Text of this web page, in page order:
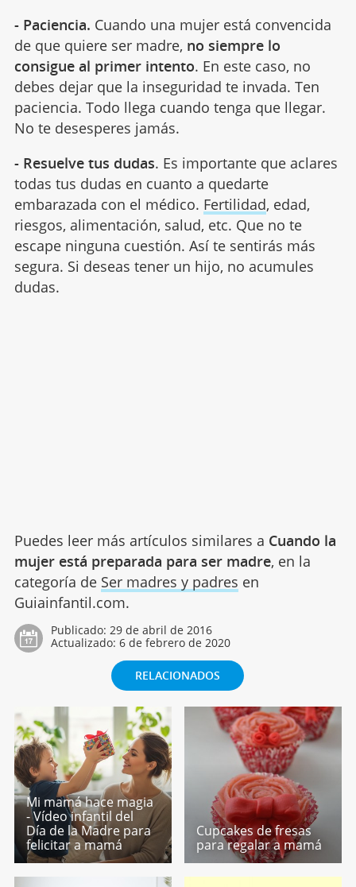
- Paciencia. Cuando una mujer está convencida
de que quiere ser madre, no siempre lo
consigue al primer intento. En este caso, no
debes dejar que la inseguridad te invada. Ten
paciencia. Todo llega cuando tenga que llegar.
No te desesperes jamás.
- Resuelve tus dudas. Es importante que aclares
todas tus dudas en cuanto a quedarte
embarazada con el médico. Fertilidad, edad,
riesgos, alimentación, salud, etc. Que no te
escape ninguna cuestión. Así te sentirás más
segura. Si deseas tener un hijo, no acumules
dudas.
Puedes leer más artículos similares a Cuando la
mujer está preparada para ser madre, en la
categoría de Ser madres y padres en
Guiainfantil.com.
Publicado: 29 de abril de 2016
Actualizado: 6 de febrero de 2020
RELACIONADOS
Mi mamá hace magia
- Vídeo infantil del
Día de la Madre para
felicitar a mamá
Cupcakes de fresas
para regalar a mamá